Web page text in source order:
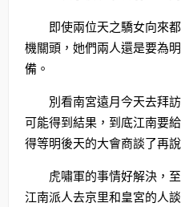
即使兩位天之驕女向來
機關頭，她們兩人還是要為
備。
別看南宮遠月今天去拜
可能得到結果，到底江南要
得等明後天的大會商談了再說
虎嘯軍的事情好解決，
江南派人去京里和皇宮的人